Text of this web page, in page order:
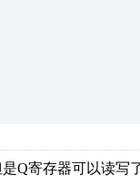
Q寄存器可以读写